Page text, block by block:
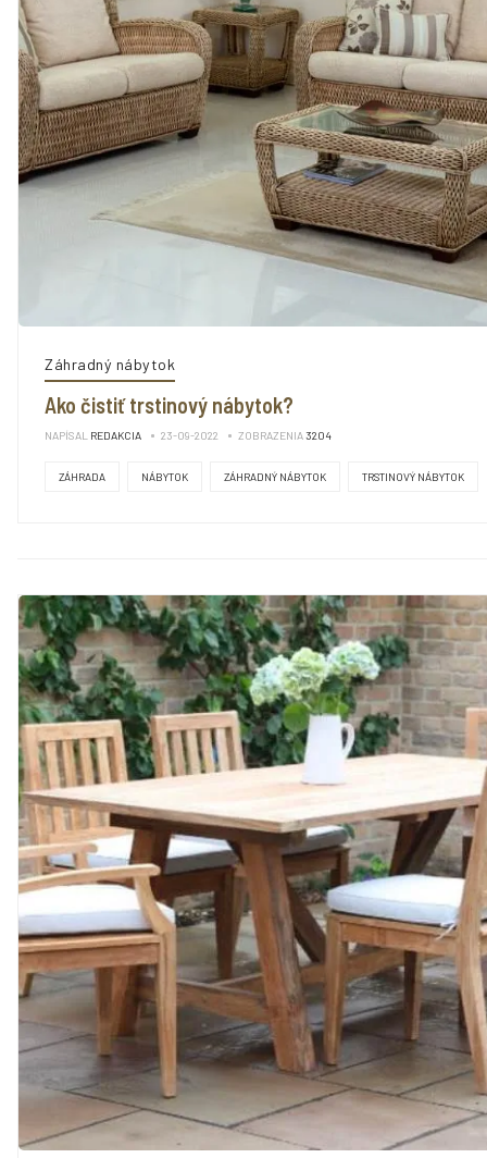
Záhradný nábytok
Ako čistiť trstinový nábytok?
NAPÍSAL REDAKCIA 23-09-2022 ZOBRAZENIA3204
ZÁHRADA NÁBYTOK ZÁHRADNÝ NÁBYTOK TRSTINOVÝ NÁBYTOK